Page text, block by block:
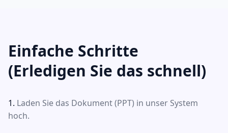
Einfache Schritte
(Erledigen Sie das schnell)
Laden Sie das Dokument (PPT) in unser System
hoch.